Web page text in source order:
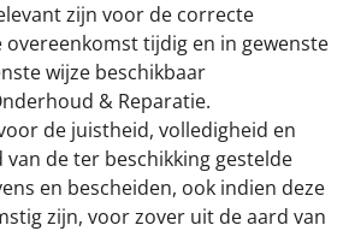
zijn voor de correcte
tijdig en in gewenste
wijze beschik­baar
& Reparatie.
de juistheid, volledigheid en
de ter beschikking gestelde
en bescheiden, ook indien deze
zijn, voor zover uit de aard van